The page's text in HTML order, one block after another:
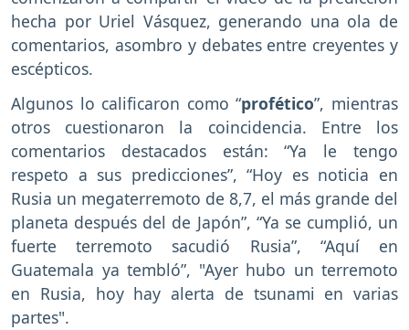
hecha por Uriel Vásquez, generando una ola de
comentarios, asombro y debates entre creyentes y
escépticos.
Algunos lo calificaron como “profético”, mientras
otros cuestionaron la coincidencia. Entre los
comentarios destacados están: “Ya le tengo
respeto a sus predicciones”, “Hoy es noticia en
Rusia un megaterremoto de 8,7, el más grande del
planeta después del de Japón”, “Ya se cumplió, un
fuerte terremoto sacudió Rusia”, “Aquí en
Guatemala ya tembló”, "Ayer hubo un terremoto
en Rusia, hoy hay alerta de tsunami en varias
partes".